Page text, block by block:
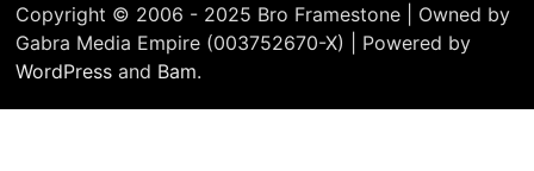
Copyright © 2006 - 2025 Bro Framestone | Owned by
Gabra Media Empire (003752670-X) | Powered by
WordPress and Bam.